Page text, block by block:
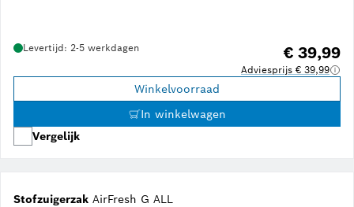
Levertijd: 2-5 werkdagen € 39,99
Adviesprijs € 39,99
Winkelvoorraad
In winkelwagen
Vergelijk
Stofzuigerzak AirFresh G ALL